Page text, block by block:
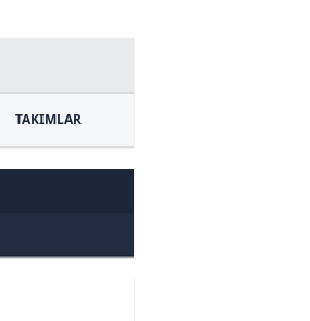
TAKIMLAR